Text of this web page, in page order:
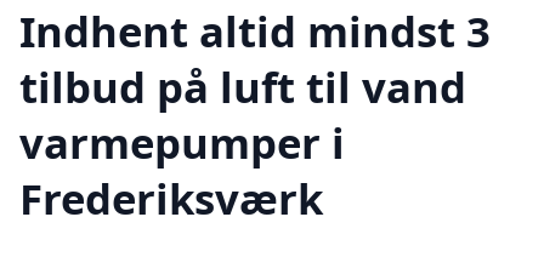
Indhent altid mindst 3
tilbud på luft til vand
varmepumper i
Frederiksværk